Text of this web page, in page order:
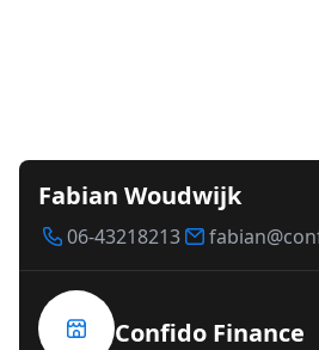
Fabian Woudwijk
06-43218213
Confido Finance